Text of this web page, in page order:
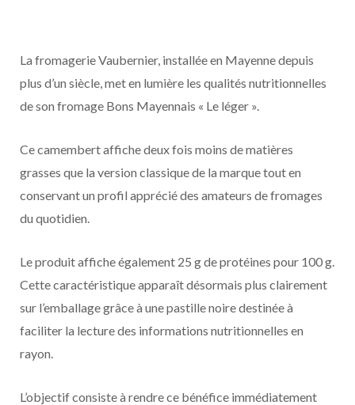
La fromagerie Vaubernier, installée en Mayenne depuis
plus d’un siècle, met en lumière les qualités nutritionnelles
de son fromage Bons Mayennais « Le léger ».
Ce camembert affiche deux fois moins de matières
grasses que la version classique de la marque tout en
conservant un profil apprécié des amateurs de fromages
du quotidien.
Le produit affiche également 25 g de protéines pour 100 g.
Cette caractéristique apparaît désormais plus clairement
sur l’emballage grâce à une pastille noire destinée à
faciliter la lecture des informations nutritionnelles en
rayon.
L’objectif consiste à rendre ce bénéfice immédiatement